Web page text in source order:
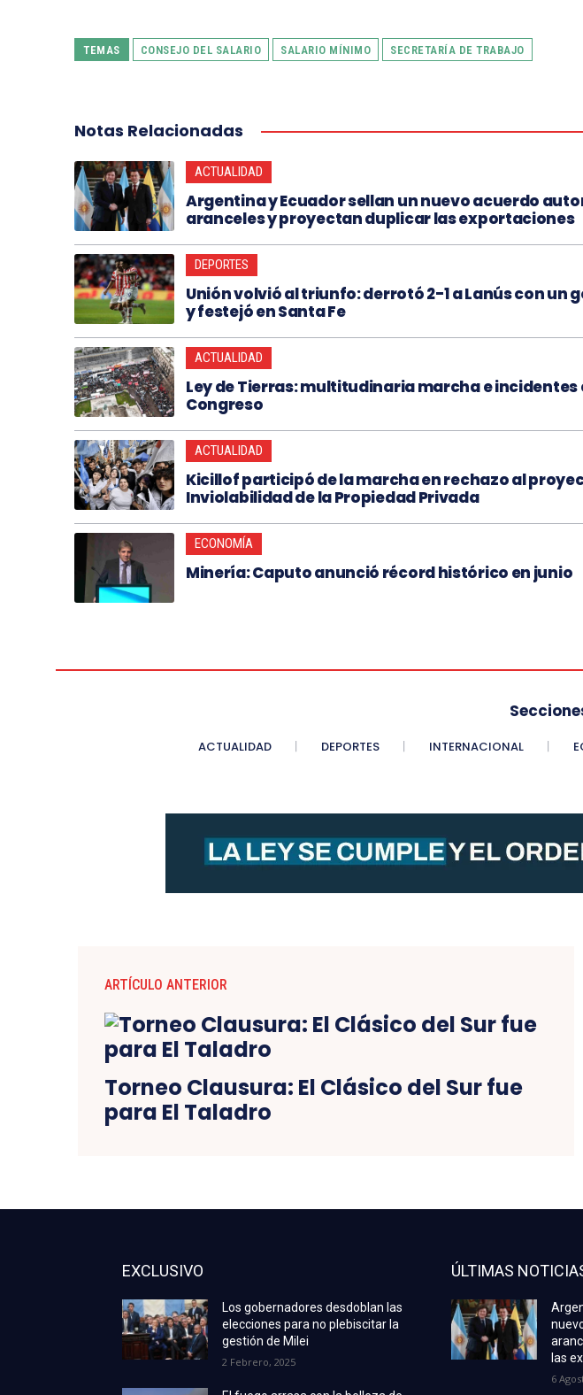
TEMAS CONSEJO DEL SALARIO SALARIO MÍNIMO SECRETARÍA DE TRABAJO
Notas Relacionadas
ACTUALIDAD
Argentina y Ecuador sellan un nuevo acuerdo
aranceles y proyectan duplicar las exportaciones
DEPORTES
Unión volvió al triunfo: derrotó 2-1 a Lanús con un
y festejó en Santa Fe
ACTUALIDAD
Ley de Tierras: multitudinaria marcha e incidentes
Congreso
ACTUALIDAD
Kicillof participó de la marcha en rechazo al
Inviolabilidad de la Propiedad Privada
ECONOMÍA
Minería: Caputo anunció récord histórico en junio
ACTUALIDAD DEPORTES INTERNACIONAL
ARTÍCULO ANTERIOR
Torneo Clausura: El Clásico del Sur fue
para El Taladro
EXCLUSIVO
Los gobernadores desdoblan las
elecciones para no plebiscitar la
gestión de Milei
2 Febrero, 2025
ÚLTIMAS
las
6